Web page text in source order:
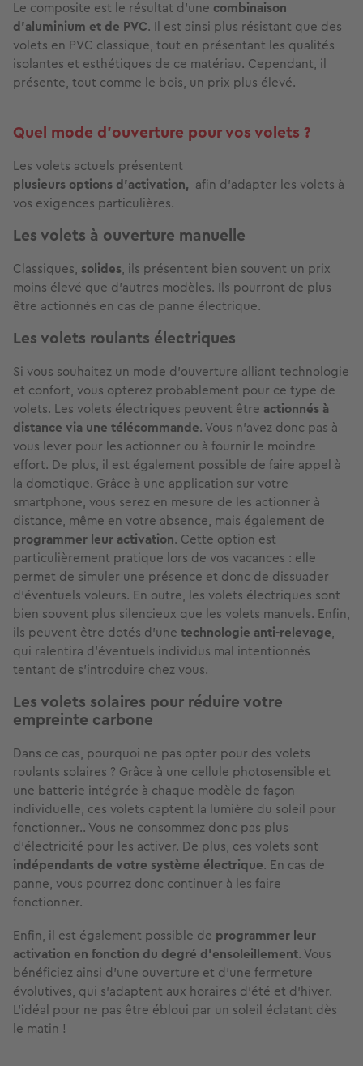
Le composite est le résultat d'une combinaison
d'aluminium et de PVC. Il est ainsi plus résistant que des
volets en PVC classique, tout en présentant les qualités
isolantes et esthétiques de ce matériau. Cependant, il
présente, tout comme le bois, un prix plus élevé.
Quel mode d'ouverture pour vos volets ?
Les volets actuels présentent
plusieurs options d'activation, afin d'adapter les volets à
vos exigences particulières.
Les volets à ouverture manuelle
Classiques, solides, ils présentent bien souvent un prix
moins élevé que d'autres modèles. Ils pourront de plus
être actionnés en cas de panne électrique.
Les volets roulants électriques
Si vous souhaitez un mode d'ouverture alliant technologie
et confort, vous opterez probablement pour ce type de
volets. Les volets électriques peuvent être actionnés à
distance via une télécommande. Vous n'avez donc pas à
vous lever pour les actionner ou à fournir le moindre
effort. De plus, il est également possible de faire appel à
la domotique. Grâce à une application sur votre
smartphone, vous serez en mesure de les actionner à
distance, même en votre absence, mais également de
programmer leur activation. Cette option est
particulièrement pratique lors de vos vacances : elle
permet de simuler une présence et donc de dissuader
d'éventuels voleurs. En outre, les volets électriques sont
bien souvent plus silencieux que les volets manuels. Enfin,
ils peuvent être dotés d'une technologie anti-relevage,
qui ralentira d'éventuels individus mal intentionnés
tentant de s'introduire chez vous.
Les volets solaires pour réduire votre
empreinte carbone
Dans ce cas, pourquoi ne pas opter pour des volets
roulants solaires ? Grâce à une cellule photosensible et
une batterie intégrée à chaque modèle de façon
individuelle, ces volets captent la lumière du soleil pour
fonctionner.. Vous ne consommez donc pas plus
d'électricité pour les activer. De plus, ces volets sont
indépendants de votre système électrique. En cas de
panne, vous pourrez donc continuer à les faire
fonctionner.
Enfin, il est également possible de programmer leur
activation en fonction du degré d'ensoleillement. Vous
bénéficiez ainsi d'une ouverture et d'une fermeture
évolutives, qui s'adaptent aux horaires d'été et d'hiver.
L'idéal pour ne pas être ébloui par un soleil éclatant dès
le matin !